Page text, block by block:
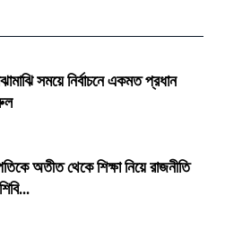
সময়ে নির্বাচনে একমত প্রধান
অতীত থেকে শিক্ষা নিয়ে রাজনীতি